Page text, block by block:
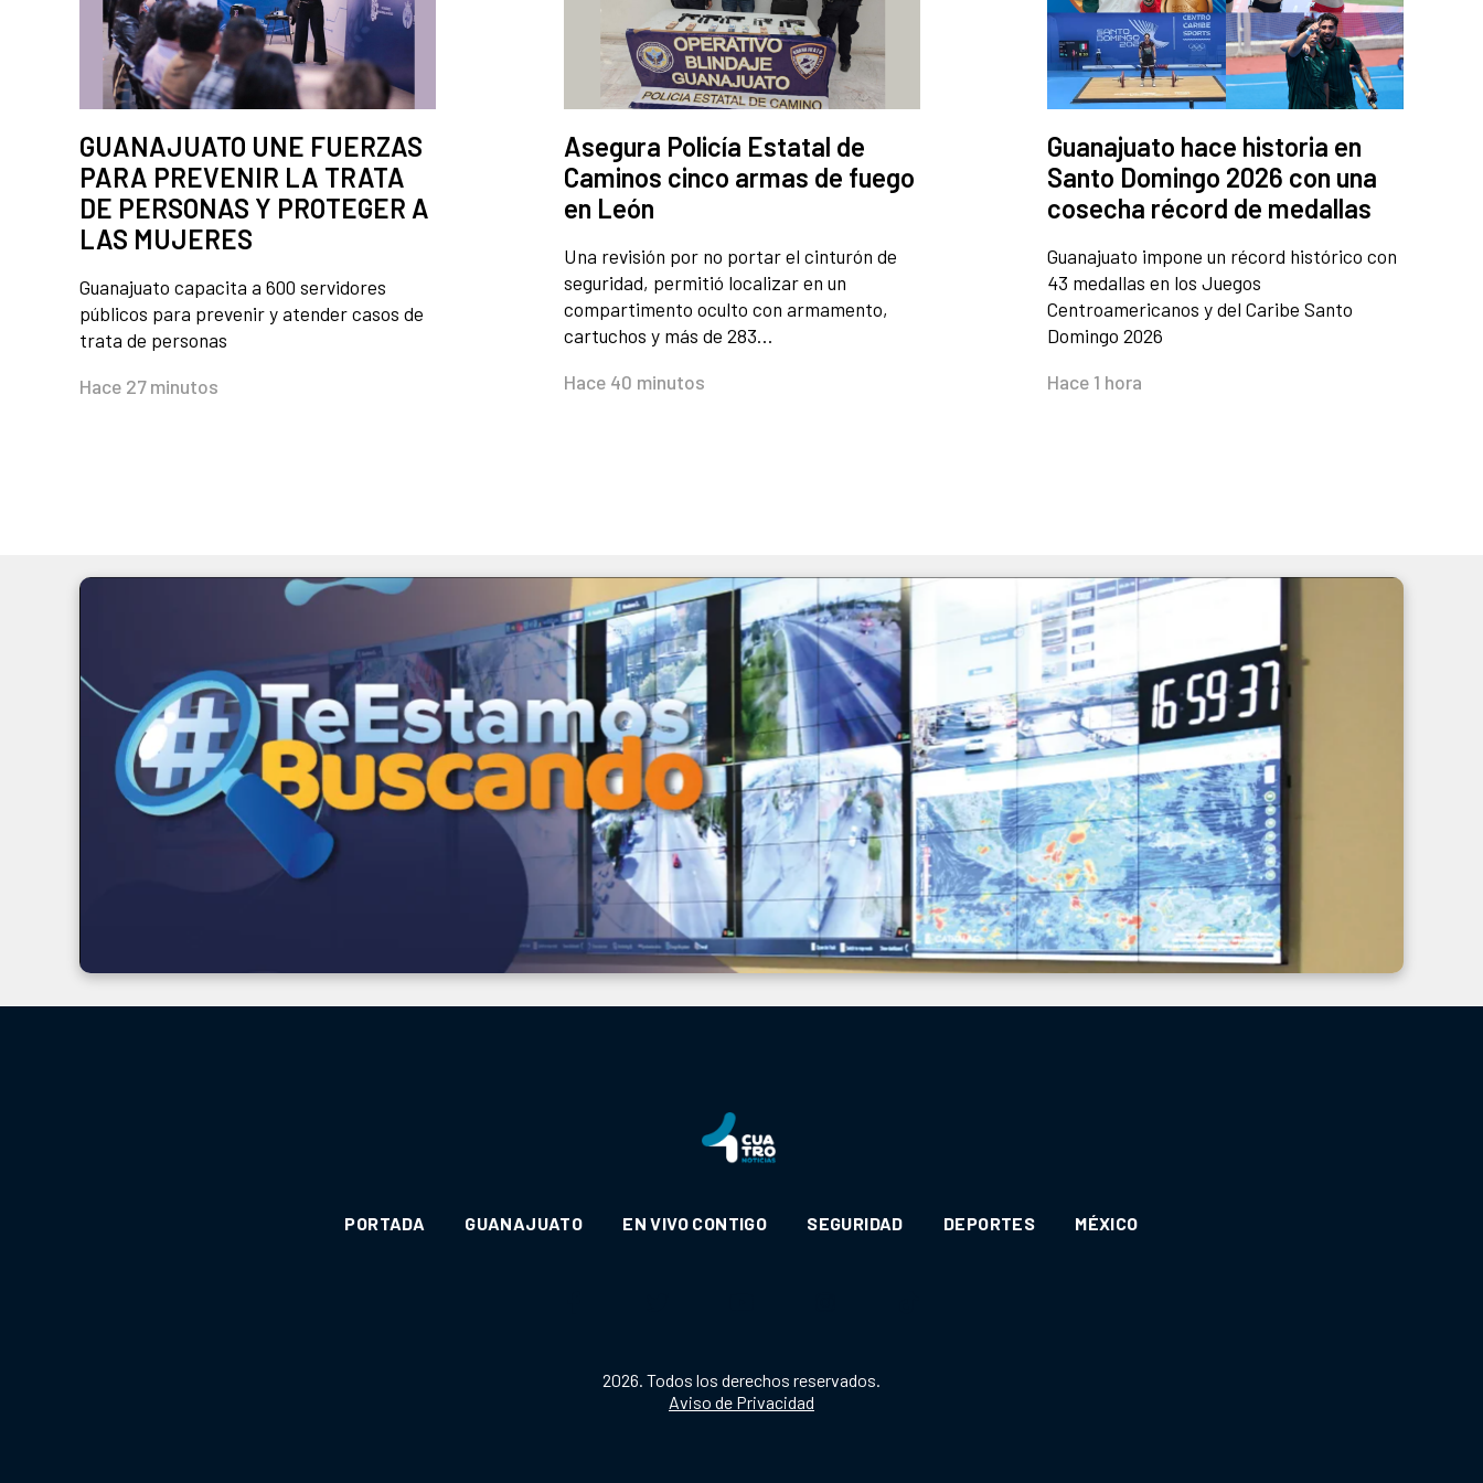
GUANAJUATO UNE FUERZAS
PARA PREVENIR LA TRATA
DE PERSONAS Y PROTEGER A
LAS MUJERES
Guanajuato capacita a 600 servidores
públicos para prevenir y atender casos de
trata de personas
Hace 27 minutos
Asegura Policía Estatal de
Caminos cinco armas de fuego
en León
Una revisión por no portar el cinturón de
seguridad, permitió localizar en un
compartimento oculto con armamento,
cartuchos y más de 283…
Hace 40 minutos
Guanajuato hace historia en
Santo Domingo 2026 con una
cosecha récord de medallas
Guanajuato impone un récord histórico con
43 medallas en los Juegos
Centroamericanos y del Caribe Santo
Domingo 2026
Hace 1 hora
PORTADA GUANAJUATO EN VIVO CONTIGO SEGURIDAD DEPORTES MÉXICO
2026. Todos los derechos reservados.
Aviso de Privacidad